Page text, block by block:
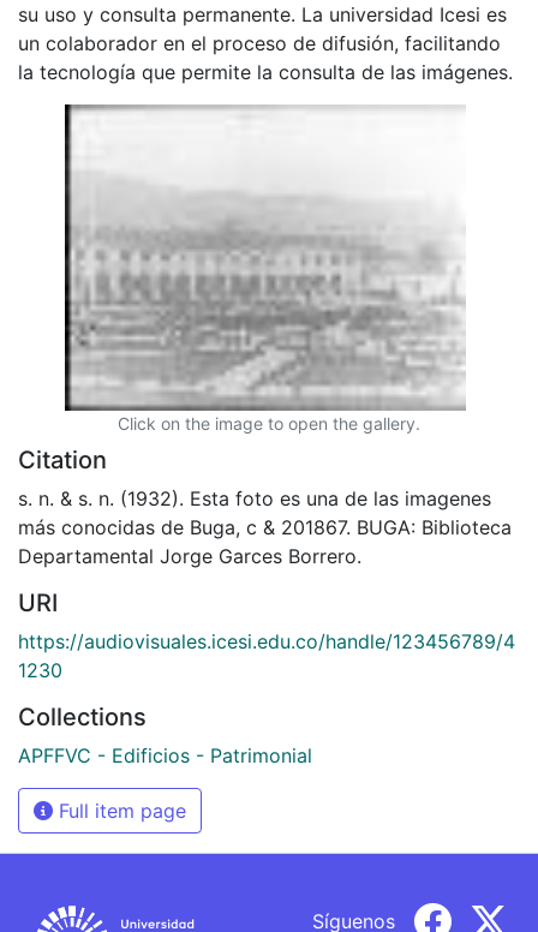
su uso y consulta permanente. La universidad Icesi es
un colaborador en el proceso de difusión, facilitando
la tecnología que permite la consulta de las imágenes.
Click on the image to open the gallery.
Citation
s. n. & s. n. (1932). Esta foto es una de las imagenes
más conocidas de Buga, c & 201867. BUGA: Biblioteca
Departamental Jorge Garces Borrero.
URI
https://audiovisuales.icesi.edu.co/handle/123456789/4
1230
Collections
APFFVC - Edificios - Patrimonial
Full item page
Síguenos